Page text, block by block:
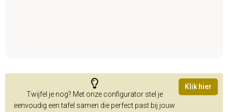
Twijfel je nog? Met onze configurator stel je
eenvoudig een tafel samen die perfect past bij jouw
Klik hier